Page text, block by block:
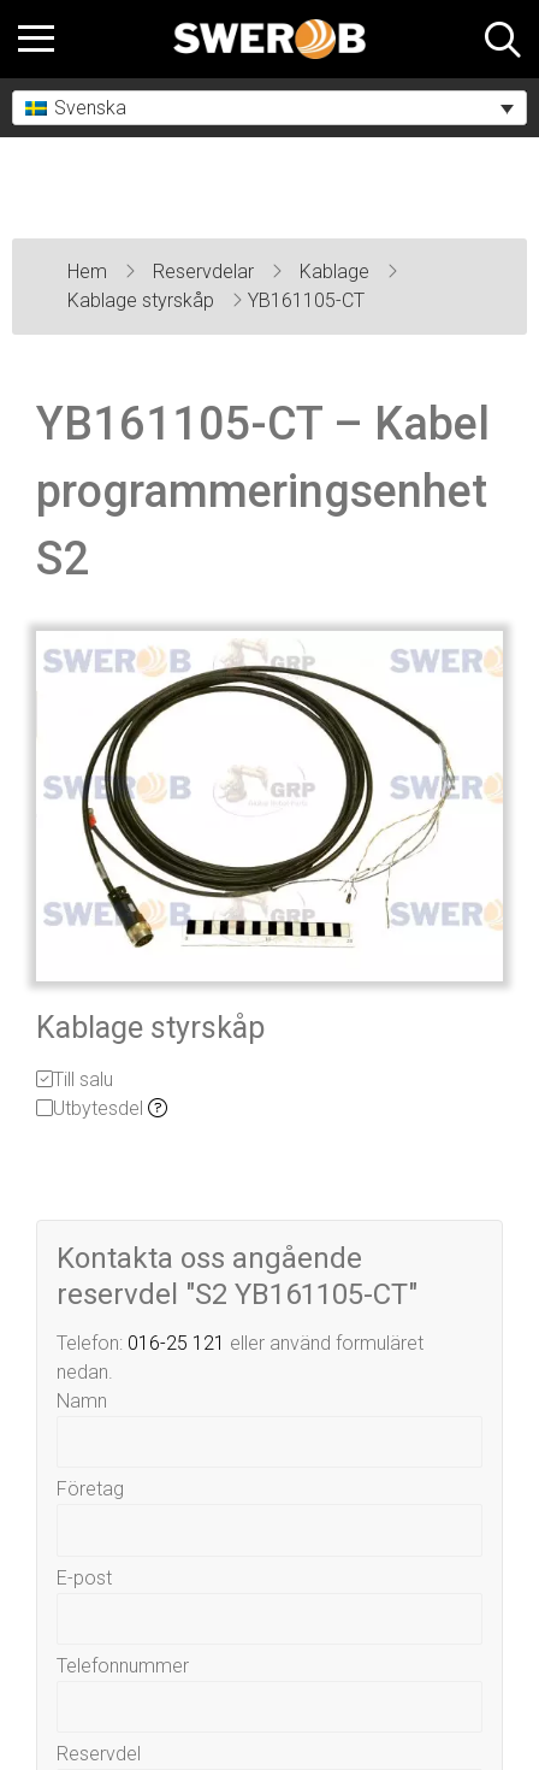
Svenska
Hem Reservdelar
Kablage
Kablage styrskåp
YB161105-CT
YB161105-CT – Kabel
programmeringsenhet
S2
Kablage styrskåp
Till salu
Utbytesdel
Kontakta oss angående
reservdel "S2 YB161105-CT"
Telefon: 016-25 121 eller använd formuläret
nedan.
Namn
Företag
E-post
Telefonnummer
Reservdel